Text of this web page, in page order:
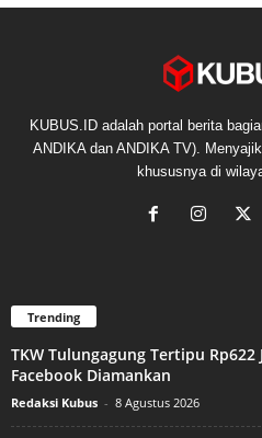
KUBUS.ID adalah portal berita
ANDIKA dan ANDIKA TV).
khususnya di
Trending
TKW Tulungagung Tertipu
Facebook Diamankan
Redaksi Kubus - 8 Agustus 2026